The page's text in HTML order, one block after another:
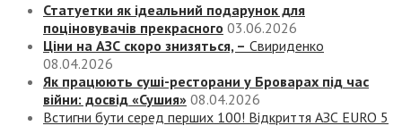
Статуетки як ідеальний подарунок для
поціновувачів прекрасного 03.06.2026
Ціни на АЗС скоро знизяться, – Свириденко
08.04.2026
Як працюють суші-ресторани у Броварах під час
війни: досвід «Сушия» 08.04.2026
Встигни бути серед перших 100! Відкриття АЗС EURO 5